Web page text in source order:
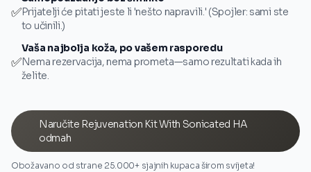
✅Prijatelji će pitati jeste li 'nešto napravili.' (Spojler: sami ste
to učinili.)
✅
Vaša najbolja koža, po vašem rasporedu
Nema rezervacija, nema prometa—samo rezultati kada ih
želite.
Naručite Rejuvenation Kit With Sonicated HA
odmah
Obožavano od strane 25.000+ sjajnih kupaca širom svijeta!